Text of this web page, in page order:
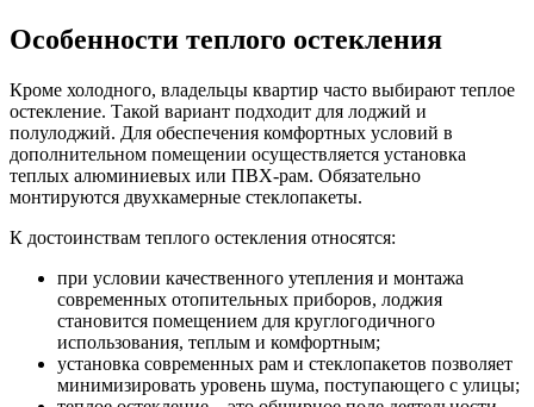
Особенности теплого остекления
Кроме холодного, владельцы квартир часто выбирают теплое
остекление. Такой вариант подходит для лоджий и
полулоджий. Для обеспечения комфортных условий в
дополнительном помещении осуществляется установка
теплых алюминиевых или ПВХ-рам. Обязательно
монтируются двухкамерные стеклопакеты.
К достоинствам теплого остекления относятся:
при условии качественного утепления и монтажа
современных отопительных приборов, лоджия
становится помещением для круглогодичного
использования, теплым и комфортным;
установка современных рам и стеклопакетов позволяет
минимизировать уровень шума, поступающего с улицы;